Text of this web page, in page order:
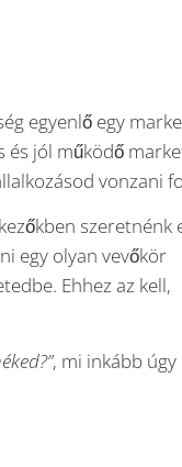
egyenlő egy
és jól működő
vonzani
szeretnénk
egy olyan vevőkör
Ehhez az kell,
, mi inkább úgy